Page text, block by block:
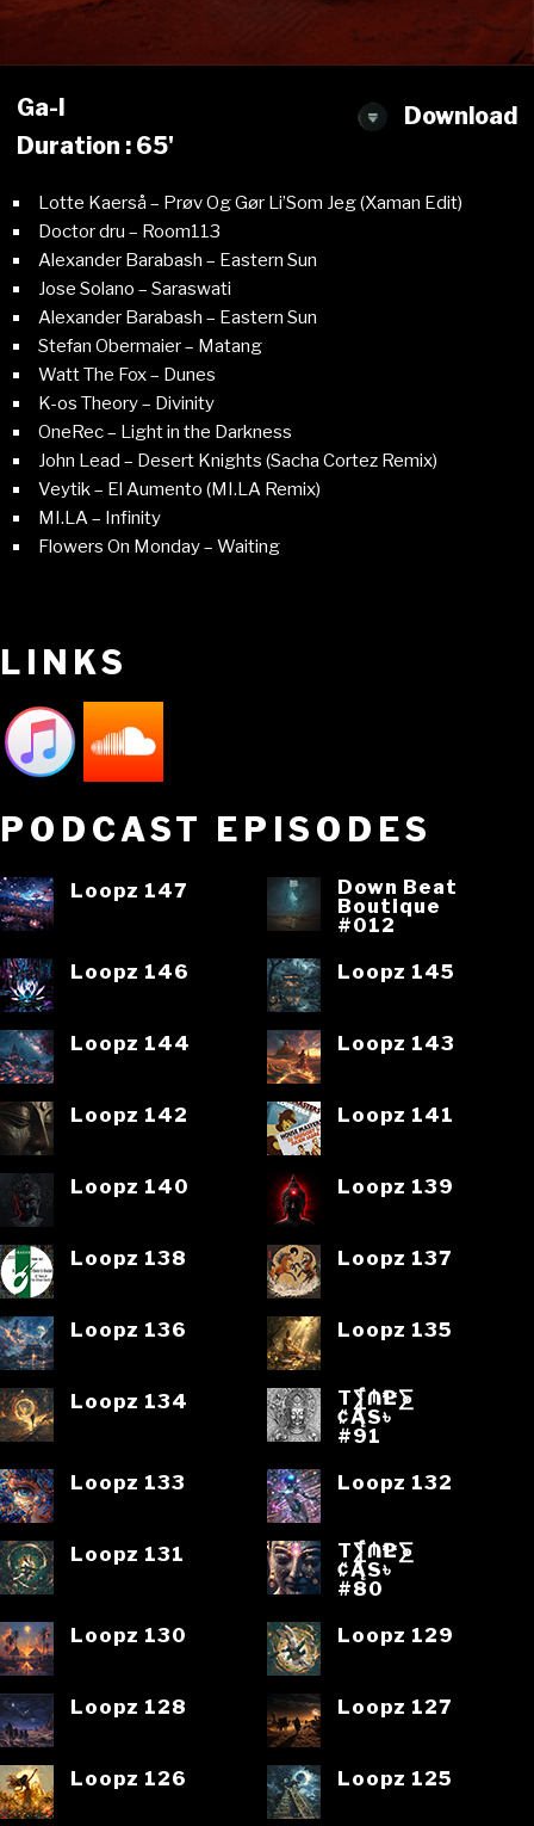
Download
Ga-l
Duration : 65'
Lotte Kaerså – Prøv Og Gør Li’Som Jeg (Xaman Edit)
Doctor dru – Room113
Alexander Barabash – Eastern Sun
Jose Solano – Saraswati
Alexander Barabash – Eastern Sun
Stefan Obermaier – Matang
Watt The Fox – Dunes
K-os Theory – Divinity
OneRec – Light in the Darkness
John Lead – Desert Knights (Sacha Cortez Remix)
Veytik – El Aumento (MI.LA Remix)
MI.LA – Infinity
Flowers On Monday – Waiting
LINKS
PODCAST EPISODES
Loopz 147
Down Beat
Boutique
#012
Loopz 146
Loopz 145
Loopz 144 Loopz 143
Loopz 142 Loopz 141
Loopz 140 Loopz 139
Loopz 138 Loopz 137
Loopz 136 Loopz 135
Loopz 134
T⨋₼₱L⨊
₡ĄS৳
#91
Loopz 133
Loopz 132
Loopz 131
T⨋₼₱L⨊
₡ĄS৳
#80
Loopz 130
Loopz 129
Loopz 128 Loopz 127
Loopz 126 Loopz 125